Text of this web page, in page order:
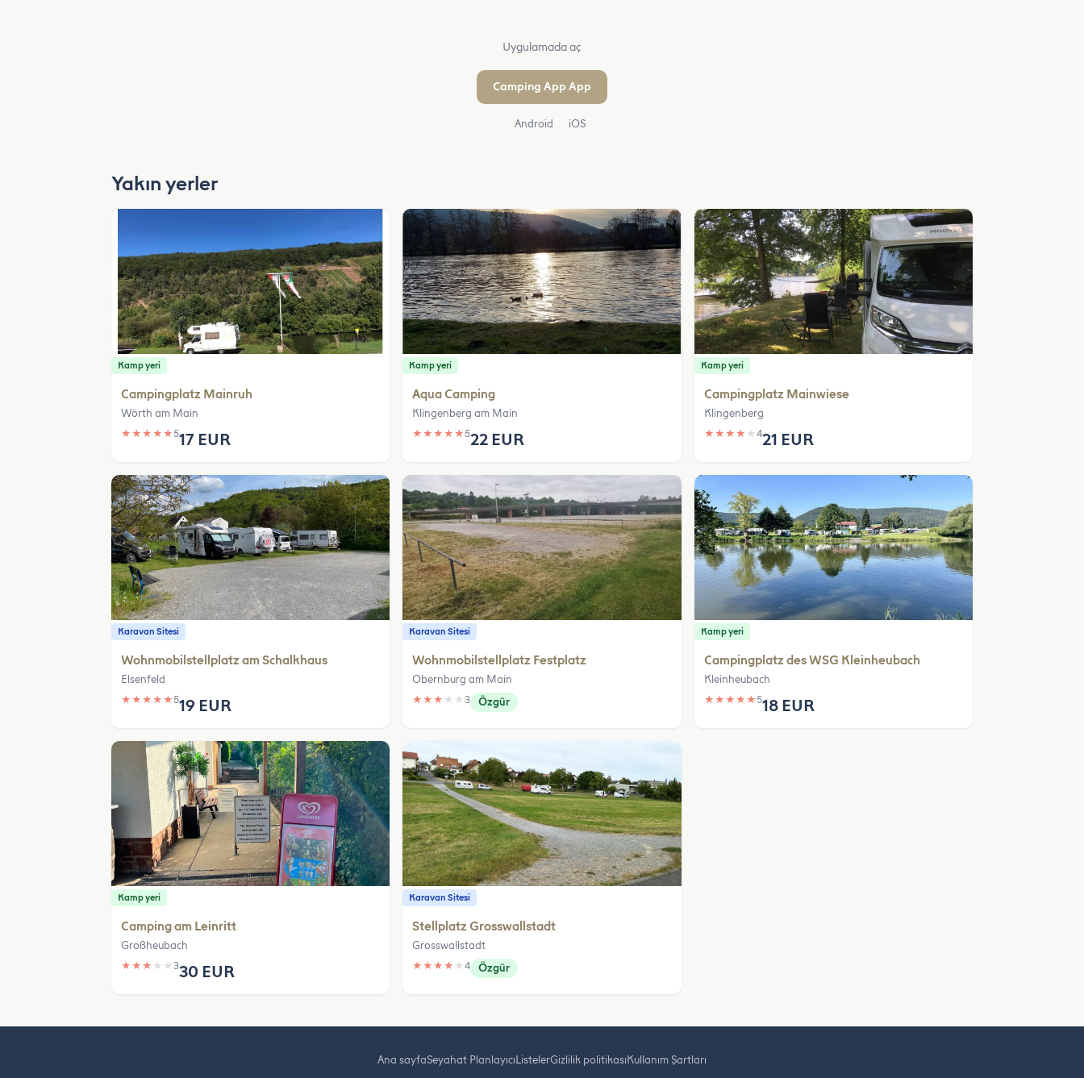
Uygulamada aç
Camping App App
Android iOS
Yakın yerler
Kamp yeri
Campingplatz Mainruh
Wörth am Main
★ ★ ★ ★ ★517 EUR
Kamp yeri
Aqua Camping
Klingenberg am Main
★ ★ ★ ★ ★522 EUR
Kamp yeri
Campingplatz Mainwiese
Klingenberg
★ ★ ★ ★ ★ 421 EUR
Karavan Sitesi
Wohnmobilstellplatz am Schalkhaus
Elsenfeld
★ ★ ★ ★ ★519 EUR
Karavan Sitesi
Wohnmobilstellplatz Festplatz
Obernburg am Main
★ ★ ★ ★ ★3 Özgür
Kamp yeri
Campingplatz des WSG Kleinheubach
Kleinheubach
★ ★ ★ ★ ★518 EUR
Kamp yeri
Camping am Leinritt
Großheubach
★ ★ ★ ★ ★ 330 EUR
Karavan Sitesi
Stellplatz Grosswallstadt
Grosswallstadt
★ ★ ★ ★ ★4 Özgür
Ana sayfaSeyahat Planlayıcı ListelerGizlilik politikası Kullanım Şartları